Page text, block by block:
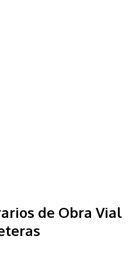
de Obra Vial